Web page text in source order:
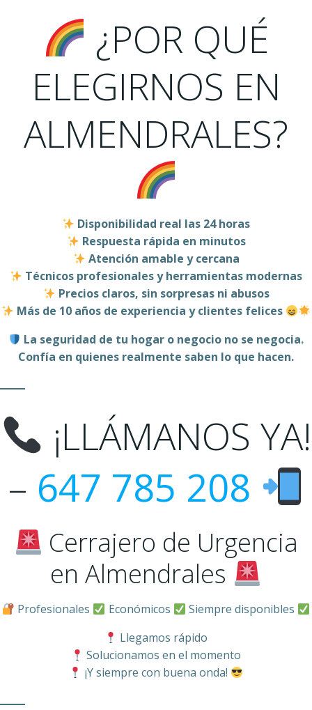
¿POR QUÉ
ELEGIRNOS EN
ALMENDRALES?
Disponibilidad real las 24 horas
Respuesta rápida en minutos
Atención amable y cercana
Técnicos profesionales y herramientas modernas
Precios claros, sin sorpresas ni abusos
Más de 10 años de experiencia y clientes felices
La seguridad de tu hogar o negocio no se negocia.
Confía en quienes realmente saben lo que hacen.
¡LLÁMANOS YA!
– 647 785 208
Cerrajero de Urgencia
en Almendrales
Profesionales Económicos
Siempre disponibles
Llegamos rápido
Solucionamos en el momento
¡Y siempre con buena onda!